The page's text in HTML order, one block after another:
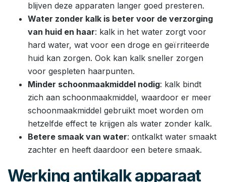
blijven deze apparaten langer goed presteren.
Water zonder kalk is beter voor de verzorging
van huid en haar: kalk in het water zorgt voor
hard water, wat voor een droge en geïrriteerde
huid kan zorgen. Ook kan kalk sneller zorgen
voor gespleten haarpunten.
Minder schoonmaakmiddel nodig: kalk bindt
zich aan schoonmaakmiddel, waardoor er meer
schoonmaakmiddel gebruikt moet worden om
hetzelfde effect te krijgen als water zonder kalk.
Betere smaak van water: ontkalkt water smaakt
zachter en heeft daardoor een betere smaak.
Werking antikalk apparaat